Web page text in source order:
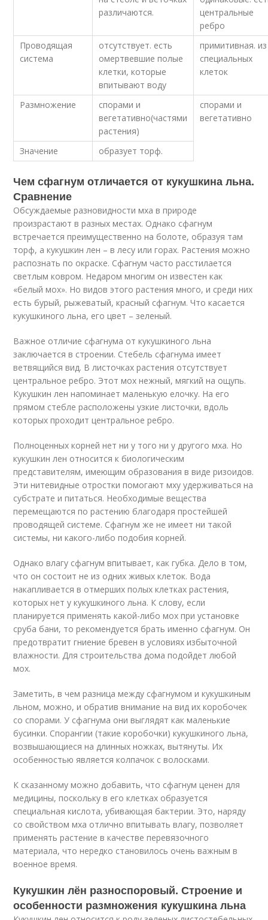
различаются.
центральные
ребро
Проводящая
система
отсутствует. есть
омертвевшие полые
клетки, которые
впитывают воду
примитивная. из
специальных
клеток
Размножение
спорами и
вегетативно(частями
растения)
спорами и
вегетативно
Значение образует торф.
Чем сфагнум отличается от кукушкина льна.
Сравнение
Обсуждаемые разновидности мха в природе
произрастают в разных местах. Однако сфагнум
встречается преимущественно на болоте, образуя там
торф, а кукушкин лен – в лесу или горах. Растения можно
распознать по окраске. Сфагнум часто расстилается
светлым ковром. Недаром многим он известен как
«белый мох». Но видов этого растения много, и среди них
есть бурый, рыжеватый, красный сфагнум. Что касается
кукушкиного льна, его цвет – зеленый.
Важное отличие сфагнума от кукушкиного льна
заключается в строении. Стебель сфагнума имеет
ветвящийся вид. В листочках растения отсутствует
центральное ребро. Этот мох нежный, мягкий на ощупь.
Кукушкин лен напоминает маленькую елочку. На его
прямом стебле расположены узкие листочки, вдоль
которых проходит центральное ребро.
Полноценных корней нет ни у того ни у другого мха. Но
кукушкин лен относится к биологическим
представителям, имеющим образования в виде ризоидов.
Эти нитевидные отростки помогают мху удерживаться на
субстрате и питаться. Необходимые вещества
перемещаются по растению благодаря простейшей
проводящей системе. Сфагнум же не имеет ни такой
системы, ни какого-либо подобия корней.
Однако влагу сфагнум впитывает, как губка. Дело в том,
что он состоит не из одних живых клеток. Вода
накапливается в отмерших полых клетках растения,
которых нет у кукушкиного льна. К слову, если
планируется применять какой-либо мох при установке
сруба бани, то рекомендуется брать именно сфагнум. Он
предотвратит гниение бревен в условиях избыточной
влажности. Для строительства дома подойдет любой
мох.
Заметить, в чем разница между сфагнумом и кукушкиным
льном, можно, и обратив внимание на вид их коробочек
со спорами. У сфагнума они выглядят как маленькие
бусинки. Спорангии (такие коробочки) кукушкиного льна,
возвышающиеся на длинных ножках, вытянуты. Их
особенностью является колпачок с волосками.
К сказанному можно добавить, что сфагнум ценен для
медицины, поскольку в его клетках образуется
специальная кислота, убивающая бактерии. Это, наряду
со свойством мха отлично впитывать влагу, позволяет
применять растение в качестве перевязочного
материала, что нередко становилось очень важным в
военное время.
Кукушкин лён разноспоровый. Строение и
особенности размножения кукушкина льна